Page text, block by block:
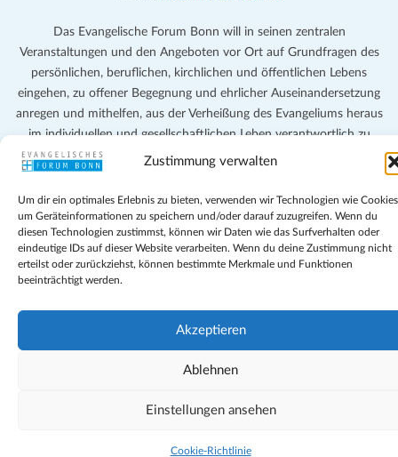
Zustimmung verwalten
Um dir ein optimales Erlebnis zu bieten, verwenden wir Technologien wie
um Geräteinformationen zu speichern und/oder darauf zuzugreifen. Wenn du
diesen Technologien zustimmst, können wir Daten wie das Surfverhalten oder
eindeutige IDs auf dieser Website verarbeiten. Wenn du deine Zustimmung nicht
erteilst oder zurückziehst, können bestimmte Merkmale und Funktionen
beeinträchtigt werden.
Akzeptieren
Ablehnen
Einstellungen ansehen
Cookie-Richtlinie
Das Evangelische Forum Bonn will in seinen zentralen
Veranstaltungen und den Angeboten vor Ort auf Grundfragen des
persönlichen, beruflichen, kirchlichen und öffentlichen Lebens
eingehen, zu offener Begegnung und ehrlicher Auseinandersetzung
anregen und mithelfen, aus der Verheißung des Evangeliums heraus
im individuellen und gesellschaftlichen Leben verantwortlich zu
denken, zu reden und zu handeln.
Impressum
Datenschutz
Teilnahmebedingungen
Evangelische Kirche in Bonn